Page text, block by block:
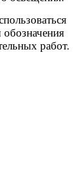
обозначения
работ.